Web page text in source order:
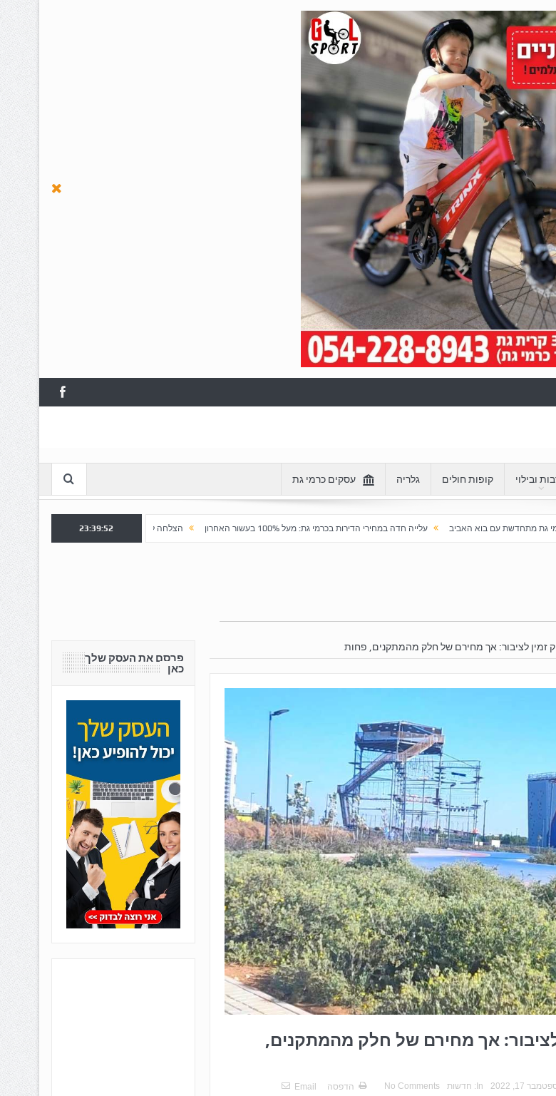
ובילוי קופות חולים גלריה עסקים כרמי גת
האביב עלייה חדה במחירי הדירות בכרמי גת: מעל 100% בעשור האחרון הצלחה לשלב א' ברובע "כרמי הפארק": נפתח שלב ב' למכירה חשד 23:39:53
זמין לציבור: אך מחירם של חלק מהמתקנים, פחות
אך מחירם של חלק מהמתקנים,
17, 2022
In: חדשות No Comments הדפסה Email
פרסם את העסק שלך
כאן